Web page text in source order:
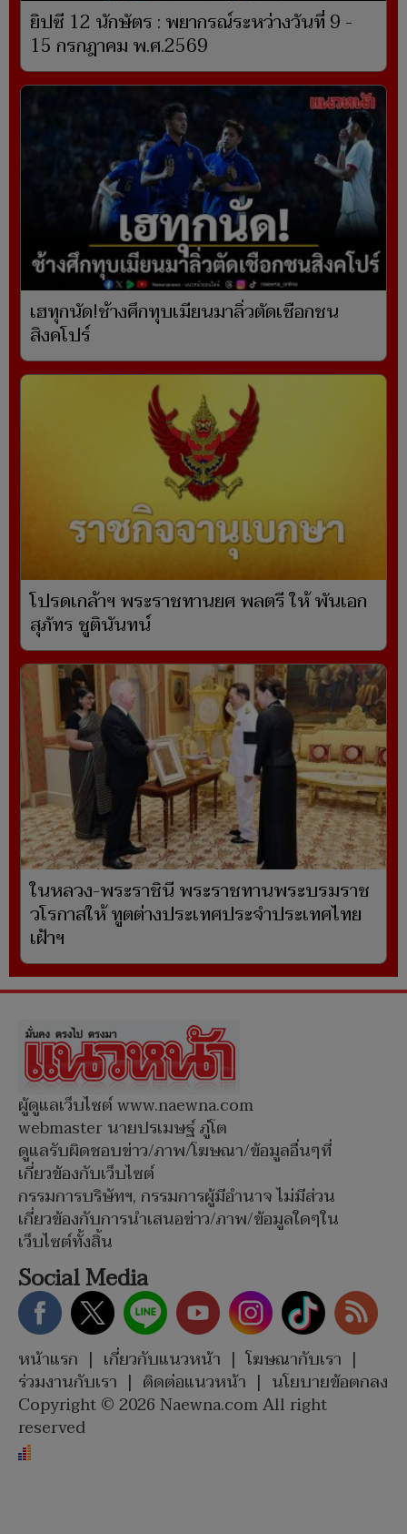
ยิปซี 12 นักษัตร : พยากรณ์ระหว่างวันที่ 9 -
15 กรกฎาคม พ.ศ.2569
เฮทุกนัด!ช้างศึกทุบเมียนมาลิ่วตัดเชือกชน
สิงคโปร์
โปรดเกล้าฯ พระราชทานยศ พลตรี ให้ พันเอก
สุภัทร ชูตินันทน์
ในหลวง-พระราชินี พระราชทานพระบรมราช
วโรกาสให้ ทูตต่างประเทศประจำประเทศไทย
เฝ้าฯ
ผู้ดูแลเว็บไซต์ www.naewna.com
webmaster นายปรเมษฐ์ ภู่โต
ดูแลรับผิดชอบข่าว/ภาพ/โฆษณา/ข้อมูลอื่นๆที่
เกี่ยวข้องกับเว็บไซต์
กรรมการบริษัทฯ, กรรมการผู้มีอำนาจ ไม่มีส่วน
เกี่ยวข้องกับการนำเสนอข่าว/ภาพ/ข้อมูลใดๆใน
เว็บไซต์ทั้งสิ้น
Social Media
หน้าแรก | เกี่ยวกับแนวหน้า | โฆษณากับเรา |
ร่วมงานกับเรา | ติดต่อแนวหน้า | นโยบายข้อตกลง
Copyright © 2026 Naewna.com All right
reserved